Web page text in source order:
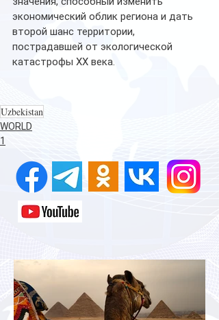
экономический облик региона и дать
второй шанс территории,
пострадавшей от экологической
катастрофы XX века.
Uzbekistan
WORLD
1